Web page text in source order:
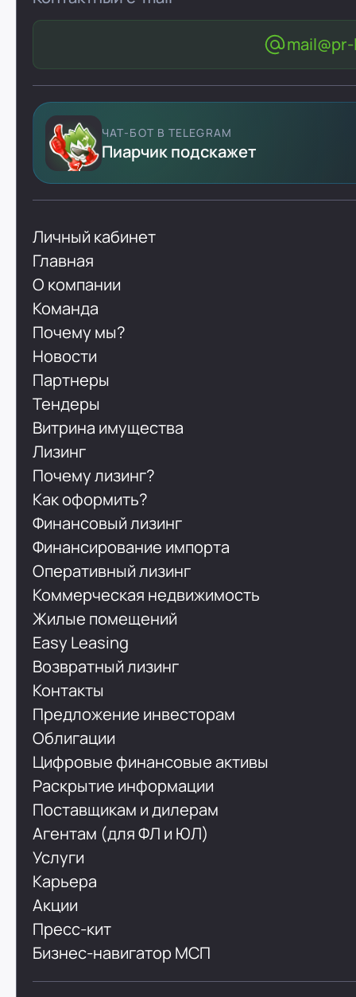
ЧАТ-БОТ В TELEGRAM
Пиарчик подскажет
Личный кабинет
Главная
О компании
Команда
Почему мы?
Новости
Партнеры
Тендеры
Витрина имущества
Лизинг
Почему лизинг?
Как оформить?
Финансовый лизинг
Финансирование импорта
Оперативный лизинг
Коммерческая недвижимость
Жилые помещений
Easy Leasing
Возвратный лизинг
Контакты
Предложение инвесторам
Облигации
Цифровые финансовые активы
Раскрытие информации
Поставщикам и дилерам
Агентам (для ФЛ и ЮЛ)
Услуги
Карьера
Акции
Пресс-кит
Бизнес-навигатор МСП